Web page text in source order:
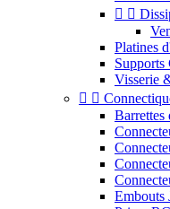
 
Platines
Supports
Visserie
 
Barrettes
Embouts